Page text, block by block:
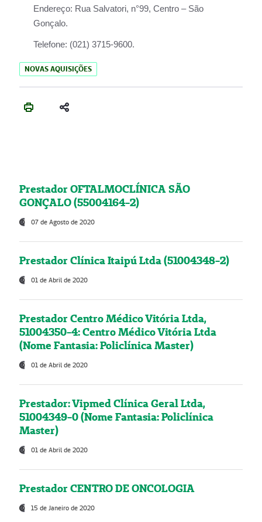
Endereço: Rua Salvatori, n°99, Centro – São
Gonçalo.
Telefone: (021) 3715-9600.
NOVAS AQUISIÇÕES
Prestador OFTALMOCLÍNICA SÃO
GONÇALO (55004164-2)
07 de Agosto de 2020
Prestador Clínica Itaipú Ltda (51004348-2)
01 de Abril de 2020
Prestador Centro Médico Vitória Ltda,
51004350-4: Centro Médico Vitória Ltda
(Nome Fantasia: Policlínica Master)
01 de Abril de 2020
Prestador: Vipmed Clínica Geral Ltda,
51004349-0 (Nome Fantasia: Policlínica
Master)
01 de Abril de 2020
Prestador CENTRO DE ONCOLOGIA
15 de Janeiro de 2020